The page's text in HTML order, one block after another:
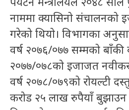
नाममा क्यासिनो संचालनको
गरेको थियो। विभागका
वर्ष २०७६/०७७ सम्मको बाँकी
२०७७/०७८को इजाजत
वर्ष २०७८/०७९को रोयल्टी
करोड २५ लाख रुपैयाँ बुझाउन